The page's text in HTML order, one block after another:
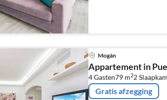
afwasmachine, koel-/
Mogán
Appartement in
4 Gasten79 m22
Gratis afzegging